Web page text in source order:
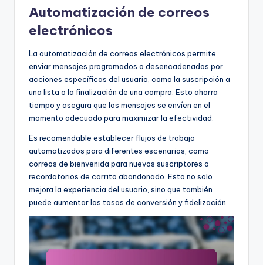
Automatización de correos
electrónicos
La automatización de correos electrónicos permite
enviar mensajes programados o desencadenados por
acciones específicas del usuario, como la suscripción a
una lista o la finalización de una compra. Esto ahorra
tiempo y asegura que los mensajes se envíen en el
momento adecuado para maximizar la efectividad.
Es recomendable establecer flujos de trabajo
automatizados para diferentes escenarios, como
correos de bienvenida para nuevos suscriptores o
recordatorios de carrito abandonado. Esto no solo
mejora la experiencia del usuario, sino que también
puede aumentar las tasas de conversión y fidelización.